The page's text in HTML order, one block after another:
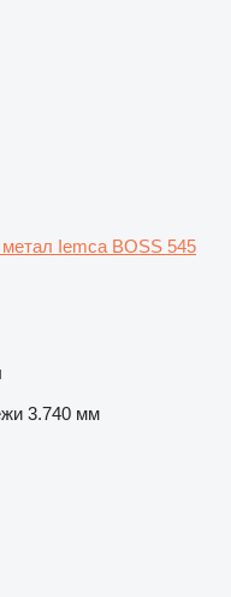
метал Iemca BOSS 545
3.740 мм